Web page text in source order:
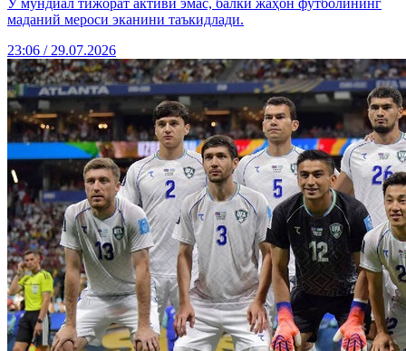
У мундиал тижорат активи эмас, балки жаҳон футболининг
маданий мероси эканини таъкидлади.
23:06 / 29.07.2026